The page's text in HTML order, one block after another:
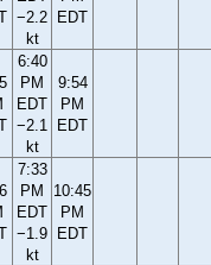
−2.2
kt
EDT
6:40
PM
EDT
−2.1
kt
9:54
PM
EDT
7:33
PM
EDT
−1.9
kt
10:45
PM
EDT